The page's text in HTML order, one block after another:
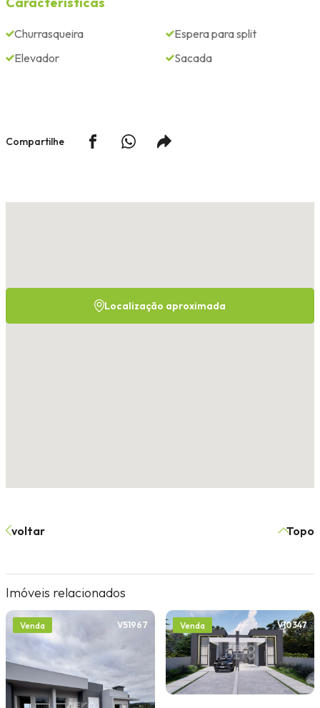
Churrasqueira
Elevador
Espera para split
Sacada
Compartilhe
Localização aproximada
voltar Topo
Imóveis relacionados
Venda V51967 Venda V10347